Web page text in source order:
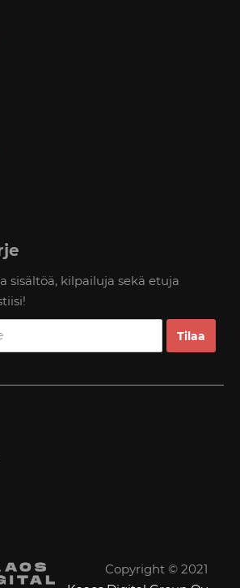
sisältöä, kilpailuja sekä etuja
Copyright © 2021